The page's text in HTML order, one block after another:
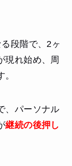
段階で、2ヶ
現れ始め、周
、パーソナル
継続の後押し